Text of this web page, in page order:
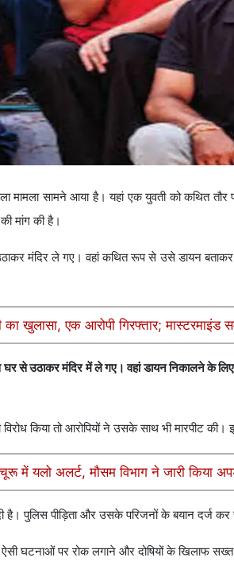
सामने आया है। यहां एक युवती को कथित तौर
मांग की है।
मंदिर ले गए। वहां कथित रूप से उसे डायन
खुलासा, एक आरोपी गिरफ्तार; मास्टरमाइंड
से उठाकर मंदिर में ले गए। वहां डायन निकालने के लिए
किया तो आरोपियों ने उसके साथ भी मारपीट
में यलो अलर्ट, मौसम विभाग ने जारी किया
पुलिस पीड़िता और उसके परिजनों के बयान दर्ज कर
घटनाओं पर रोक लगाने और दोषियों के खिलाफ सख्त